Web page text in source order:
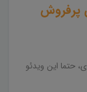
پرفروش
حتما این ویدئو